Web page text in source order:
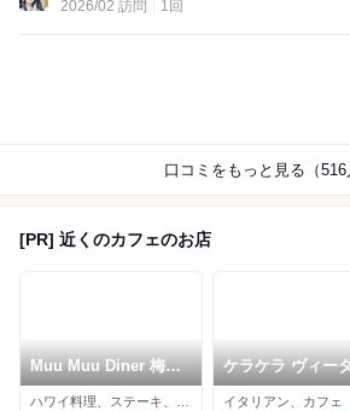
2026/02 訪問
1回
口コミをもっと見る（516
[PR] 近くのカフェのお店
Muu Muu Diner 梅田
NU茶屋町プラス店
ケラケラ ヴィー
イタリアン、カフェ